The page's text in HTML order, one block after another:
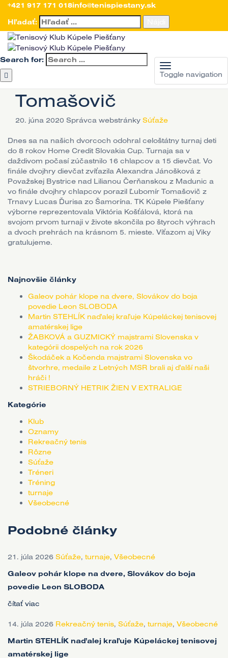
+421 917 171 018info@tenispiestany.sk
Hľadať:
Toggle navigation
Search for:
Úvod> Aktuality >Súťaže>Víťazmi Home Credit Slovakia Cupu
Jánošková a Tomašovič
Víťazmi Home Credit
Slovakia Cupu
Tomašovič
20. júna 2020 Správca webstránky Súťaže
Dnes sa na našich dvorcoch odohral celoštátny turnaj deti
do 8 rokov Home Credit Slovakia Cup. Turnaja sa v
daždivom počasí zúčastnilo 16 chlapcov a 15 dievčat. Vo
finále dvojhry dievčat zvíťazila Alexandra Jánošková z
Považskej Bystrice nad Lilianou Čerňanskou z Madunic a
vo finále dvojhry chlapcov porazil Ľubomír Tomašovič z
Trnavy Lucas Ďurisa zo Šamorína. TK Kúpele Piešťany
výborne reprezentovala Viktória Košťálová, ktorá na
svojom prvom turnaji v živote skončila po štyroch výhrach
a dvoch prehrách na krásnom 5. mieste. Víťazom aj Viky
gratulujeme.
Najnovšie články
Galeov pohár klope na dvere, Slovákov do boja
povedie Leon SLOBODA
Martin STEHLÍK naďalej kraľuje Kúpeláckej tenisovej
amatérskej lige
ŽABKOVÁ a GUZMICKÝ majstrami Slovenska v
kategórii dospelých na rok 2026
Škodáček a Kočenda majstrami Slovenska vo
štvorhre, medaile z Letných MSR brali aj ďalší naši
hráči !
STRIEBORNÝ HETRIK ŽIEN V EXTRALIGE
Kategórie
Klub
Oznamy
Rekreačný tenis
Rôzne
Súťaže
Tréneri
Tréning
turnaje
Všeobecné
Podobné články
21. júla 2026 Súťaže, turnaje, Všeobecné
Galeov pohár klope na dvere, Slovákov do boja
povedie Leon SLOBODA
čítať viac
14. júla 2026 Rekreačný tenis, Súťaže, turnaje, Všeobecné
Martin STEHLÍK naďalej kraľuje Kúpeláckej tenisovej
amatérskej lige